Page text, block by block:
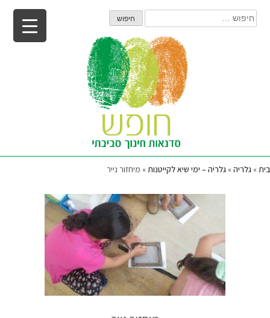
content
חיפוש:
בית» גלריה» גלריה – ימי שיא לקייטנות» מיחזור נייר